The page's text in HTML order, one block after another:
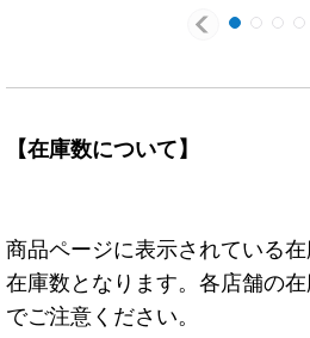
【在庫数について】
商品ページに表示されている
在庫数となります。各店舗の
でご注意ください。